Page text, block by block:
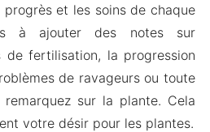
et les soins de chaque
à ajouter des notes sur
de fertilisation, la progression
de ravageurs ou toute
sur la plante. Cela
votre désir pour les plantes.